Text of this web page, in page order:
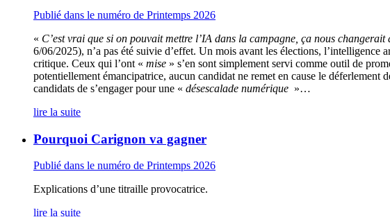
Publié dans le numéro de Printemps 2026
« C’est vrai que si on pouvait mettre l’IA dans la campagne, ça nous changerait
6/06/2025), n’a pas été suivie d’effet. Un mois avant les élections, l’intelligence
critique. Ceux qui l’ont « mise » s’en sont simplement servi comme outil de
potentiellement émancipatrice, aucun candidat ne remet en cause le déferlement
candidats de s’engager pour une « désescalade numérique »…
lire la suite
Pourquoi Carignon va gagner
Publié dans le numéro de Printemps 2026
Explications d’une titraille provocatrice.
lire la suite